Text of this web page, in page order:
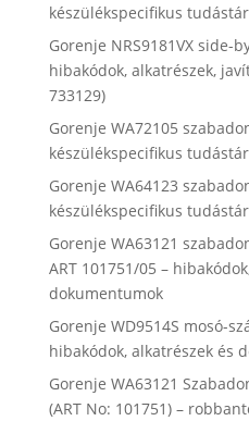
készülékspecifikus tudástár
Gorenje NRS9181VX side-
hibakódok, alkatrészek,
733129)
Gorenje WA72105
készülékspecifikus
Gorenje WA64123
készülékspecifikus
Gorenje WA63121
ART 101751/05 –
dokumentumok
Gorenje WD9514S mosó-
hibakódok, alkatrészek és
Gorenje WA63121
(ART No: 101751) –